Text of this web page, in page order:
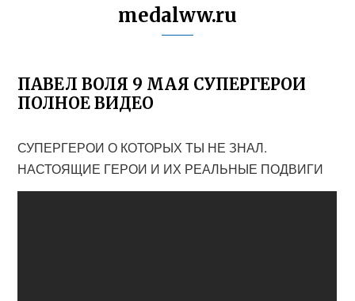
medalww.ru
ПАВЕЛ ВОЛЯ 9 МАЯ СУПЕРГЕРОИ
ПОЛНОЕ ВИДЕО
СУПЕРГЕРОИ О КОТОРЫХ ТЫ НЕ ЗНАЛ.
НАСТОЯЩИЕ ГЕРОИ И ИХ РЕАЛЬНЫЕ ПОДВИГИ